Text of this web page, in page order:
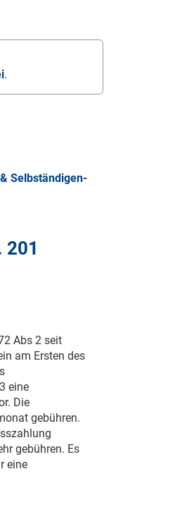
.
Selbständigen-
201
Abs 2 seit
am Ersten des
eine
Die
gebühren.
gebühren. Es
eine